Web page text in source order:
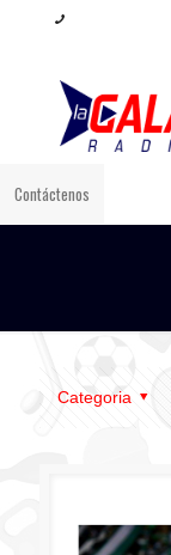
Contáctenos
Categoria